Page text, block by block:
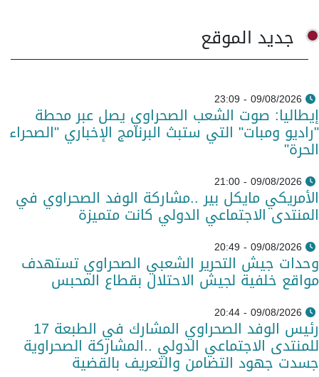
جديد الموقع
09/08/2026 - 23:09
إيطاليا: صوت الشعب الصحراوي يصل عبر محطة
"راديو ومبات" التي ستبث البرنامج الإخباري "الصحراء
الحرة"
09/08/2026 - 21:00
الأمريكي مايكل بير ..مشاركة الوفد الصحراوي في
المنتدى الاجتماعي الدولي كانت متميزة
09/08/2026 - 20:49
وحدات جيش التحرير الشعبي الصحراوي تستهدف
مواقع خلفية لجيش الاحتلال بقطاع المحبس
09/08/2026 - 20:44
رئيس الوفد الصحراوي المشارك في الطبعة 17
للمنتدى الاجتماعي الدولي ..المشاركة الصحراوية
جسدت جهود التضامن والتعريف بالقضية